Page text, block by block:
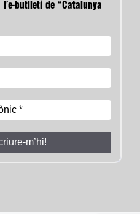
butlletí de “Catalunya